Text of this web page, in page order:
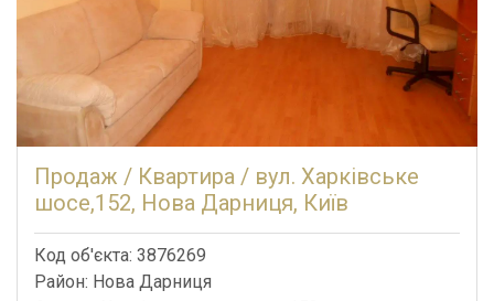
Продаж / Квартира / вул. Харківське
шосе,152, Нова Дарниця, Київ
Код об'єкта: 3876269
Район: Нова Дарниця